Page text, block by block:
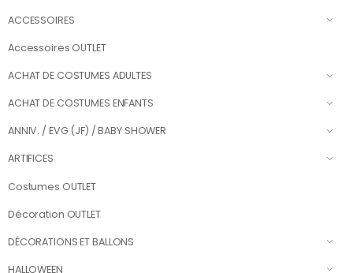
ACCESSOIRES
Accessoires OUTLET
ACHAT DE COSTUMES ADULTES
ACHAT DE COSTUMES ENFANTS
ANNIV. / EVG (JF) / BABY SHOWER
ARTIFICES
Costumes OUTLET
Décoration OUTLET
DÉCORATIONS ET BALLONS
HALLOWEEN